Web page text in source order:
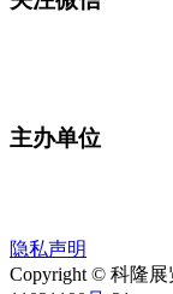
主办单位
隐私声明
Copyright © 科隆